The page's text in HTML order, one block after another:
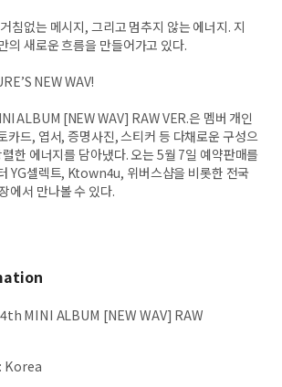
침없는 메시지, 그리고 멈추지 않는 에너지. 지
의 새로운 흐름을 만들어가고 있다.
NEW WAV!
ALBUM [NEW WAV] RAW VER.은 멤버 개인
카드, 엽서, 증명사진, 스티커 등 다채로운 구성으
한 에너지를 담아냈다. 오는 5월 7일 예약판매를
YG셀렉트, Ktown4u, 위버스샵을 비롯한 전국
에서 만나볼 수 있다.
MINI ALBUM [NEW WAV] RAW
: Korea